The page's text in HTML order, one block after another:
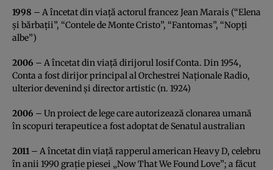
1998 – A încetat din viaţă actorul francez Jean Marais (“Elena
şi bărbaţii”, “Contele de Monte Cristo”, “Fantomas”, “Nopţi
albe”)
2006 – A încetat din viaţă dirijorul Iosif Conta. Din 1954,
Conta a fost dirijor principal al Orchestrei Naţionale Radio,
ulterior devenind şi director artistic (n. 1924)
2006 – Un proiect de lege care autorizează clonarea umană
în scopuri terapeutice a fost adoptat de Senatul australian
2011 – A încetat din viaţă rapperul american Heavy D, celebru
în anii 1990 graţie piesei „Now That We Found Love”; a făcut